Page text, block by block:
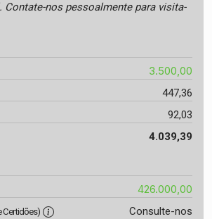
Contate-nos pessoalmente para visita-
3.500,00
447,36
92,03
4.039,39
426.000,00
Certidões)
Consulte-nos